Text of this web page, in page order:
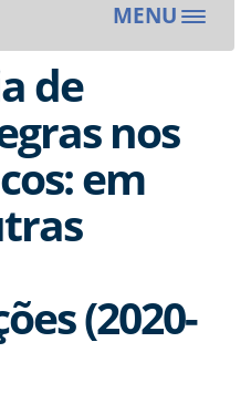
MENU
Toggle
de
nos
em
(2020-